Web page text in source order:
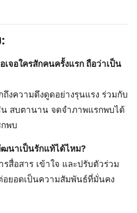
เจอใครสักคนครั้งแรก ถือว่าเป็น
ถึงความดึงดูดอย่างรุนแรง ร่วมกับ
น สบตานาน จดจำภาพแรกพบได้
พบ
นาเป็นรักแท้ได้ไหม?
สื่อสาร เข้าใจ และปรับตัวร่วม
อยอดเป็นความสัมพันธ์ที่มั่นคง